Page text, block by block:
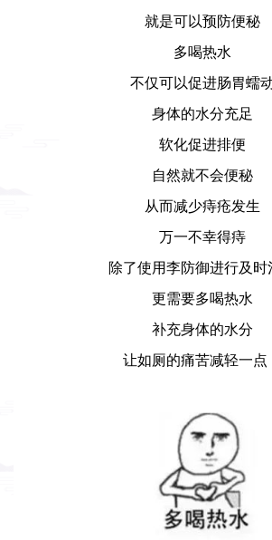
就是可以预防便秘
多喝热水
不仅可以促进肠胃蠕
身体的水分充足
软化促进排便
自然就不会便秘
从而减少痔疮发生
万一不幸得痔
除了使用李防御进行及时
更需要多喝热水
补充身体的水分
让如厕的痛苦减轻一点